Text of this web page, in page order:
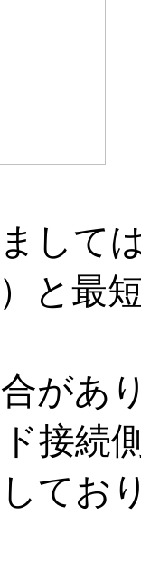
して
と最
があ
接続
てお